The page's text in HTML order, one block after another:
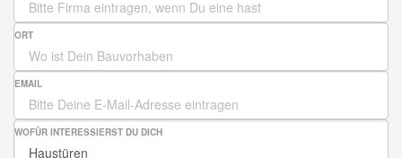
ORT
EMAIL
WOFÜR INTERESSIERST DU DICH